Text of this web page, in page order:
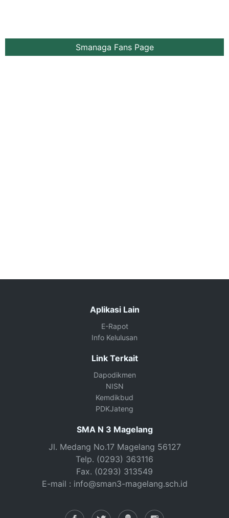
Smanaga Fans Page
Aplikasi Lain
E-Rapot
Info Kelulusan
Link Terkait
Dapodikmen
NISN
Kemdikbud
PDKJateng
SMA N 3 Magelang
Jl. Medang No.17 Magelang 56127
Telp. (0293) 363116
Fax. (0293) 313549
E-mail : info@sman3-magelang.sch.id